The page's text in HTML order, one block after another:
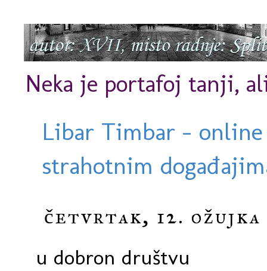
Neka je portafoj tanji,
Libar Timbar -
strahotnim
četvrtak, 12. ožujka
u dobron društvu